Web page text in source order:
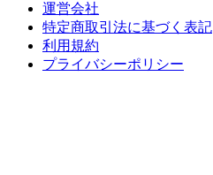
運営会社
特定商取引法に基づく表記
利用規約
プライバシーポリシー